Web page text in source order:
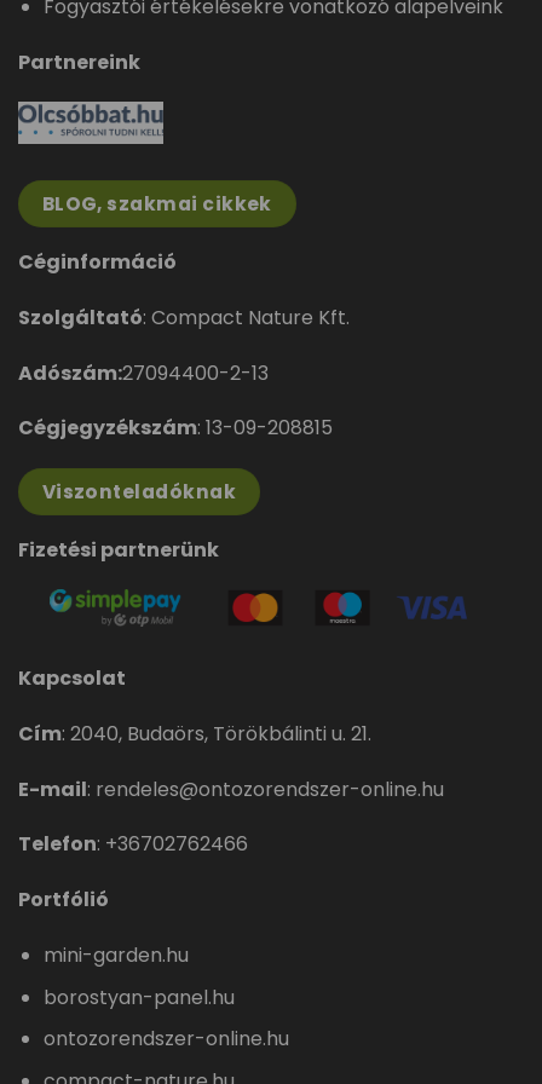
Fogyasztói értékelésekre vonatkozó alapelveink
Partnereink
BLOG, szakmai cikkek
Céginformáció
Szolgáltató: Compact Nature Kft.
Adószám:27094400-2-13
Cégjegyzékszám: 13-09-208815
Viszonteladóknak
Fizetési partnerünk
Kapcsolat
Cím: 2040, Budaörs, Törökbálinti u. 21.
E-mail: rendeles@ontozorendszer-online.hu
Telefon: +36702762466
Portfólió
mini-garden.hu
borostyan-panel.hu
ontozorendszer-online.hu